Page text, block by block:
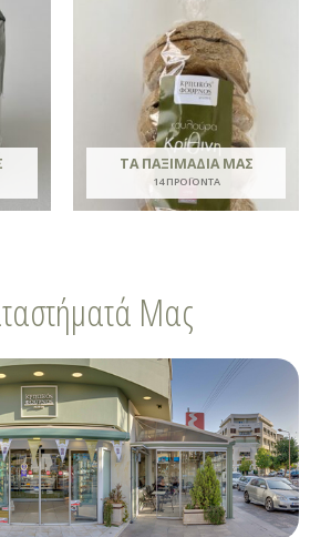
ΤΑ ΠΑΞΙΜΆΔΙΑ ΜΑΣ
14 ΠΡΟΪΌΝΤΑ
Μας